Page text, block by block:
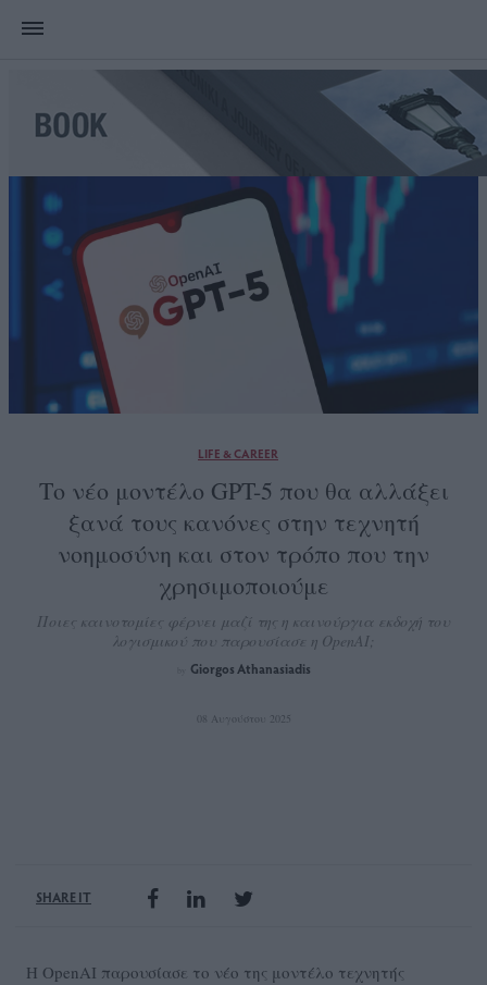
LIFE & CAREER
Το νέο μοντέλο GPT-5 που θα αλλάξει
ξανά τους κανόνες στην τεχνητή
νοημοσύνη και στον τρόπο που την
χρησιμοποιούμε
Ποιες καινοτομίες φέρνει μαζί της η καινούργια εκδοχή του
λογισμικού που παρουσίασε η OpenAI;
Giorgos Athanasiadis
08 Αυγούστου 2025
SHARE IT
Η OpenAI παρουσίασε το νέο της μοντέλο τεχνητής